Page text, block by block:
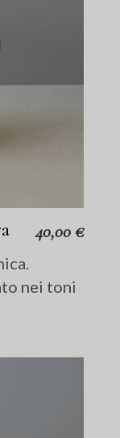
40,00 €
nei toni